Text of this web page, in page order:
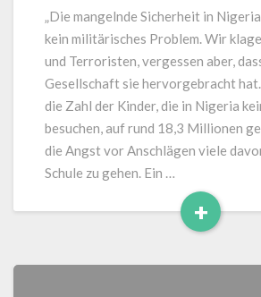
ist
ein
Bildungsproblem
„Die mangelnde Sicherheit in
kein militärisches Problem. Wir
und Terroristen, vergessen aber,
Gesellschaft sie hervorgebracht
die Zahl der Kinder, die in Nigeria
besuchen, auf rund 18,3 Millionen
die Angst vor Anschlägen viele
Schule zu gehen. Ein …
+
Read